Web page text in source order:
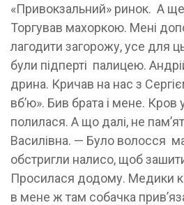
«Привокзальний» ринок. А
Торгував махоркою. Мені
лагодити загорожу, усе для
були підперті палицею.
дрина. Кричав на нас з
вб’ю». Бив брата і мене. Кров
полилася. А що далі, не
Василівна. — Було волосся
обстригли налисо, щоб
Просилася додому. Медики
в мене ж там собачка